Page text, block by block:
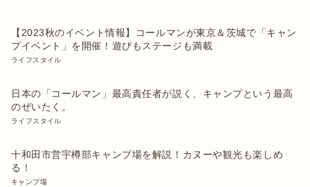
【2023秋のイベント情報】コールマンが東京＆茨城で「キャン
プイベント」を開催！遊びもステージも満載
ライフスタイル
日本の「コールマン」最高責任者が説く、キャンプという最高
のぜいたく。
ライフスタイル
十和田市営宇樽部キャンプ場を解説！カヌーや観光も楽しめ
る！
キャンプ場